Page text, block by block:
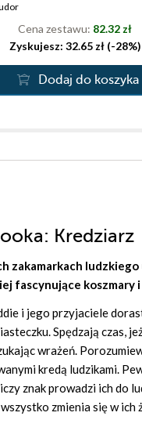
Cena zestawu: 82.32 zł
Zyskujesz: 32.65 zł (-28%)
Dodaj do koszyka
: Kredziarz
zakamarkach ludzkiego
fascynujące koszmary
i jego przyjaciele
Spędzają czas,
wrażeń.
kredą ludzikami.
znak prowadzi ich do
zmienia się w ich